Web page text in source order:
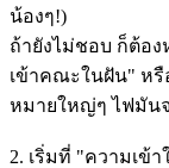
น้องๆ!)
ถ้ายังไม่ชอบ ก็ต้อง
เข้าคณะในฝัน" ห
หมายใหญ่ๆ ไฟมันจ
2. เริ่มที่ "ความเข้